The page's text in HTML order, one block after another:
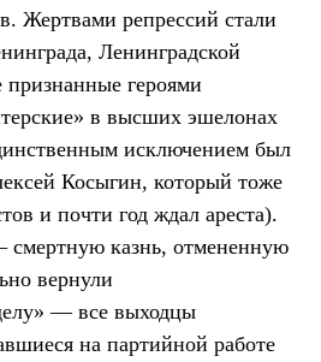
Жертвами репрессий стали
Ленинградской
признанные героями
в высших эшелонах
исключением был
Косыгин, который тоже
и почти год ждал ареста).
казнь, отмененную
вернули
— все выходцы
на партийной работе